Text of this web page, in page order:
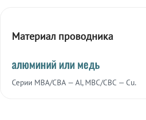
Материал проводника
алюминий или медь
Серии МВА/СВА — Al, МВС/СВС — Cu.